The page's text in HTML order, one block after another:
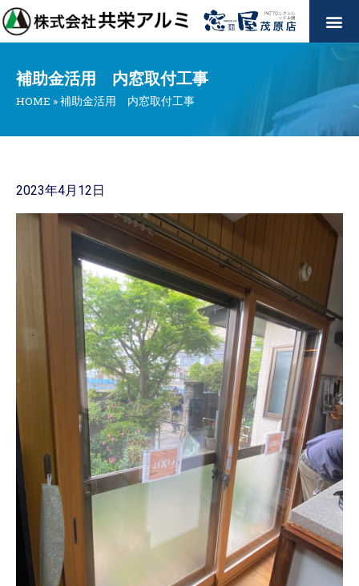
補助金活用 内窓取付工事
HOME »補助金活用 内窓取付工事
2023年4月12日